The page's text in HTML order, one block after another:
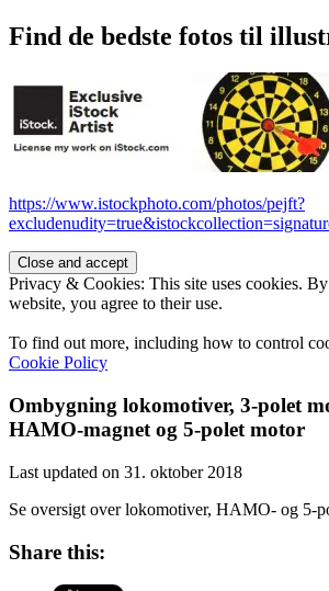
Find de bedste fotos til
https://www.istockphoto.com/photos/pejft?
Privacy & Cookies: This site uses cookies.
website, you agree to their use.
To find out more, including how to control
Cookie Policy
Ombygning lokomotiver, 3-polet
HAMO-magnet og 5-polet motor
Last updated on 31. oktober 2018
Se oversigt over lokomotiver, HAMO- og 5-
Share this: